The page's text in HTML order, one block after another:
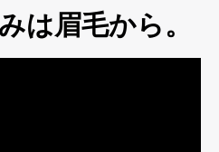
は眉毛から。